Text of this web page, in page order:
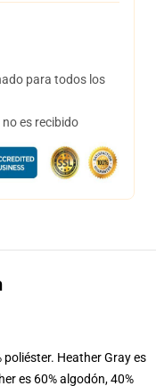
para todos los
es recibido
Heather Gray es
es 60% algodón, 40%